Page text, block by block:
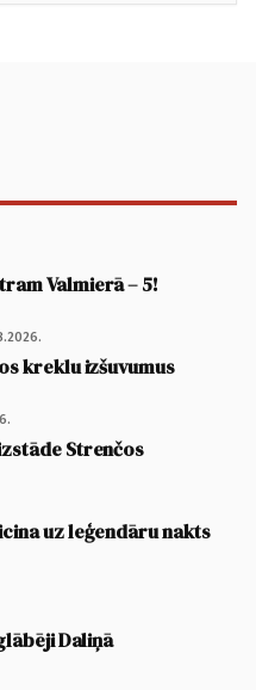
Valmierā – 5!
kreklu izšuvumus
Strenčos
uz leģendāru nakts
Daliņā